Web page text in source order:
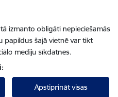
izmanto obligāti nepieciešamās
papildus šajā vietnē var tikt
mediju sīkdatnes.
Apstiprināt visas